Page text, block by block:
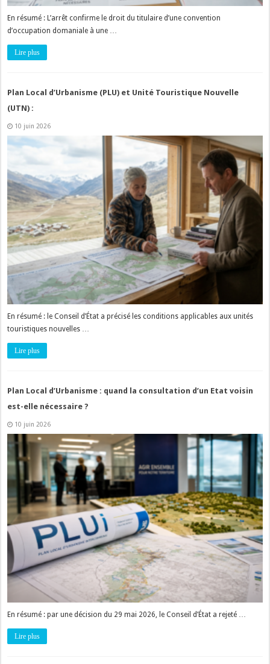
En résumé : L’arrêt confirme le droit du titulaire d’une convention
d’occupation domaniale à une …
Lire plus
Plan Local d’Urbanisme (PLU) et Unité Touristique Nouvelle
(UTN) :
10 juin 2026
En résumé : le Conseil d’État a précisé les conditions applicables aux unités
touristiques nouvelles …
Lire plus
Plan Local d’Urbanisme : quand la consultation d’un Etat voisin
est-elle nécessaire ?
10 juin 2026
En résumé : par une décision du 29 mai 2026, le Conseil d’État a rejeté …
Lire plus